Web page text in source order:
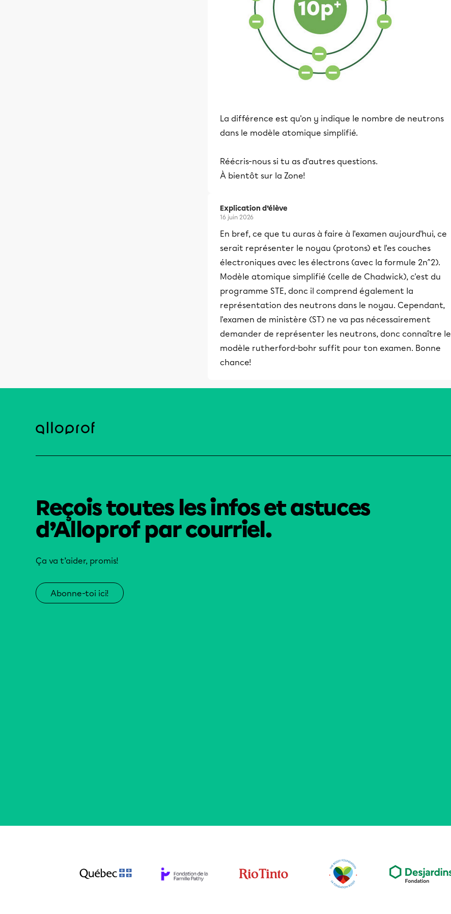
La différence est qu'on y indique le nombre de neutrons
dans le modèle atomique simplifié.
Réécris-nous si tu as d'autres questions.
À bientôt sur la Zone!
Explication d’élève
16 juin 2026
En bref, ce que tu auras à faire à l'examen aujourd'hui, ce
serait représenter le noyau (protons) et l'es couches
électroniques avec les électrons (avec la formule 2n^2).
Modèle atomique simplifié (celle de Chadwick), c'est du
programme STE, donc il comprend également la
représentation des neutrons dans le noyau. Cependant,
l'examen de ministère (ST) ne va pas nécessairement
demander de représenter les neutrons, donc connaître le
modèle rutherford-bohr suffit pour ton examen. Bonne
chance!
Reçois toutes les infos et astuces
d’Alloprof par courriel.
Ça va t’aider, promis!
Abonne-toi ici!